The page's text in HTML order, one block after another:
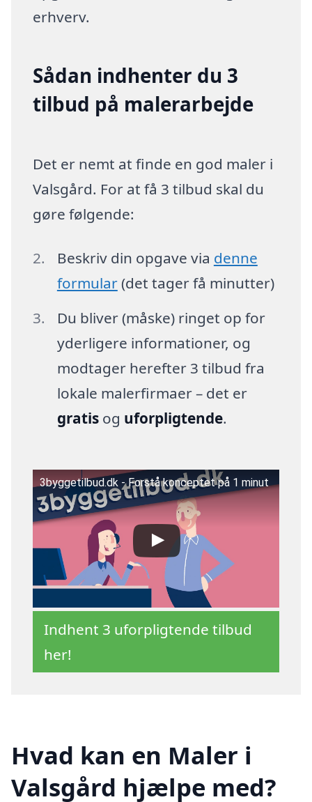
erhverv.
Sådan indhenter du 3
tilbud på malerarbejde
Det er nemt at finde en god maler i
Valsgård. For at få 3 tilbud skal du
gøre følgende:
Beskriv din opgave via denne
formular(det tager få minutter)
Du bliver (måske) ringet op for
yderligere informationer, og
modtager herefter 3 tilbud fra
lokale malerfirmaer – det er
gratisog uforpligtende.
3byggetilbud.dk - Forstå konceptet på 1 minut
Indhent 3 uforpligtende tilbud
her!
Hvad kan en Maler i
Valsgård hjælpe med?